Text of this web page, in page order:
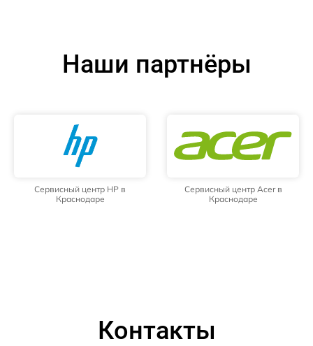
Наши партнёры
Сервисный центр HP в
Краснодаре
Сервисный центр Acer в
Краснодаре
Контакты